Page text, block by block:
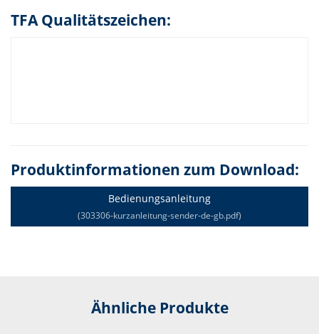
TFA Qualitätszeichen:
Produktinformationen zum Download:
Bedienungsanleitung
(303306-kurzanleitung-sender-de-gb.pdf)
Ähnliche Produkte